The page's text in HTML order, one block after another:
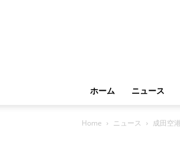
ホーム ニュース
Home ニュース 成田空